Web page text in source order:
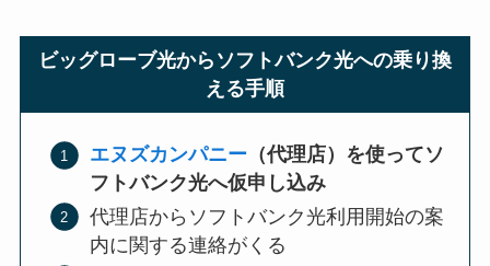
ビッグローブ光からソフトバンク光への乗り換
える手順
エヌズカンパニー（代理店）を使ってソ
フトバンク光へ仮申し込み
代理店からソフトバンク光利用開始の案
内に関する連絡がくる